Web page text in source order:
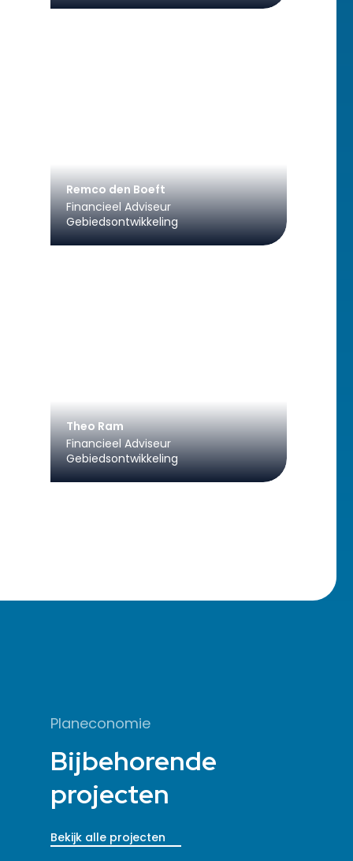
Remco den Boeft
Financieel Adviseur
Gebiedsontwikkeling
Theo Ram
Financieel Adviseur
Gebiedsontwikkeling
Planeconomie
Bijbehorende
projecten
Bekijk alle projecten